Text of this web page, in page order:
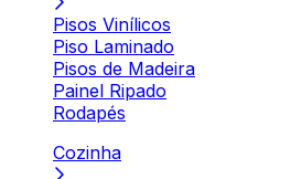
Pisos Vinílicos
Piso Laminado
Pisos de Madeira
Painel Ripado
Rodapés
Cozinha